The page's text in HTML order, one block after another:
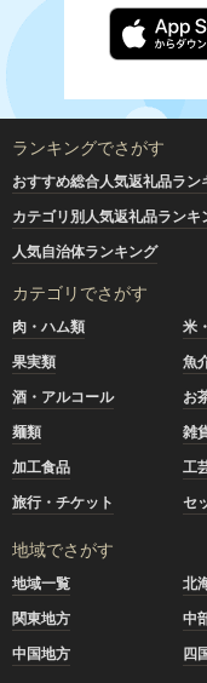
ランキングでさがす
おすすめ総合人気返礼品ラン
カテゴリ別人気返礼品ランキ
人気自治体ランキング
カテゴリでさがす
肉・ハム類 米
果実類
魚
酒・アルコール
お
麺類
雑
加工食品
工
旅行・チケット
セ
地域でさがす
地域一覧 北
関東地方
中
中国地方
四